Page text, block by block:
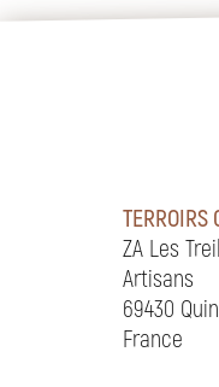
TERROIRS
ZA Les
Artisans
69430
France